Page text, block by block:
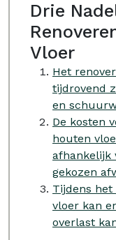
Drie
Vloer
Het
tijdrovend
en
De kosten
houten
afhankelijk
gekozen
Tijdens het
vloer kan
overlast